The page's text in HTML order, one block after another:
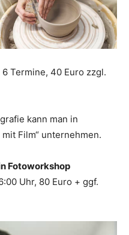
Termine, 40 Euro zzgl.
kann man in
Film“ unternehmen.
Fotoworkshop
Uhr, 80 Euro + ggf.